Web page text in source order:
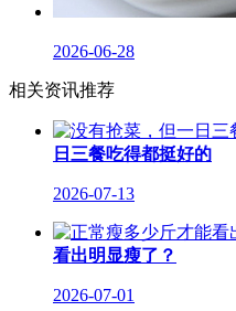
2026-06-28
相关资讯推荐
日三餐吃得都挺好的
2026-07-13
看出明显瘦了？
2026-07-01